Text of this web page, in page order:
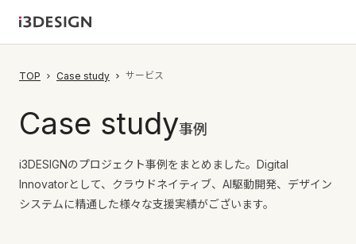
TOP Case study サービス
Case study事例
i3DESIGNのプロジェクト事例をまとめました。Digital
Innovatorとして、クラウドネイティブ、AI駆動開発、デザイン
システムに精通した様々な支援実績がございます。